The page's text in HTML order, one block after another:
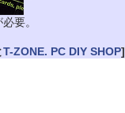
要。
T-ZONE. PC DIY SHOP]